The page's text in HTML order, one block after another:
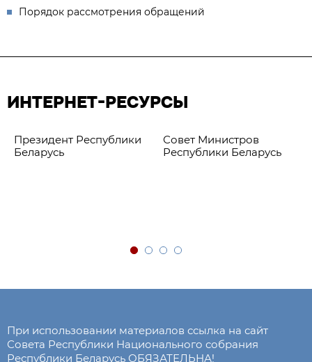
Порядок рассмотрения обращений
ИНТЕРНЕТ-РЕСУРСЫ
Президент Республики
Беларусь
Совет Министров
Республики Беларусь
При использовании материалов ссылка на сайт
Совета Республики Национального собрания
Республики Беларусь ОБЯЗАТЕЛЬНА!